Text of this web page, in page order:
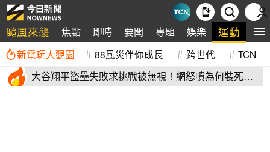
颱風來襲 焦點 即時 要聞 專題 娛樂 運動 全
新電玩大觀園 88風災伴你成長 跨世代 TCN
大谷翔平盜壘失敗求挑戰被無視！網怒噴為何裝死？